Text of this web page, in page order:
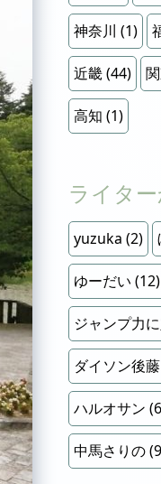
神奈川 (1)
近畿(44)
高知 (1)
ライタ
yuzuka (2)
ゆーだい (12)
ジャンプ力
ダイソン後藤
ハルオサン
中馬さりの